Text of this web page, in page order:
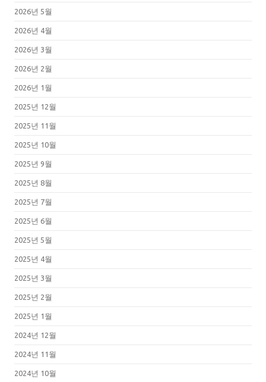
2026년 5월
2026년 4월
2026년 3월
2026년 2월
2026년 1월
2025년 12월
2025년 11월
2025년 10월
2025년 9월
2025년 8월
2025년 7월
2025년 6월
2025년 5월
2025년 4월
2025년 3월
2025년 2월
2025년 1월
2024년 12월
2024년 11월
2024년 10월